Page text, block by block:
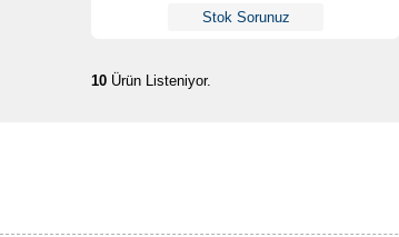
Stok Sorunuz
10 Ürün Listeniyor.